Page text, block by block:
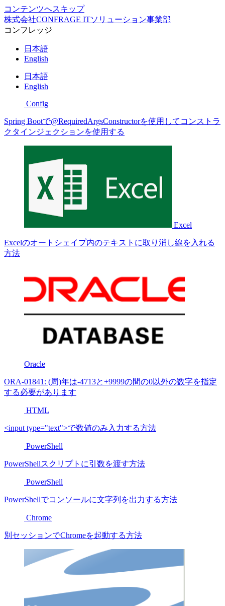
コンテンツへスキップ
株式会社CONFRAGE ITソリューション事業部
コンフレッジ
日本語
English
日本語
English
Config
Spring Bootで@RequiredArgsConstructorを使用してコンストラ
クタインジェクションを使用する
Excel
Excelのオートシェイプ内のテキストに取り消し線を入れる
方法
Oracle
ORA-01841: (周)年は-4713と+9999の間の0以外の数字を指定
する必要があります
HTML
<input type="text">で数値のみ入力する方法
PowerShell
PowerShellスクリプトに引数を渡す方法
PowerShell
PowerShellでコンソールに文字列を出力する方法
Chrome
別セッションでChromeを起動する方法